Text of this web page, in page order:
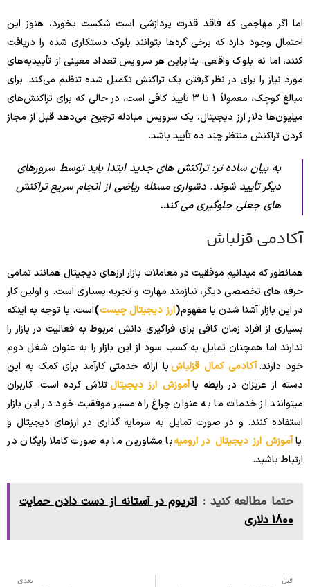
اما اگر مهاجمی که فاقد قدرت پردازشی است شکست بخورد، هنوز این
احتمال وجود دارد که برخی گره‌ها بتوانند بلوک دستکاری شده را دریافت
کنند، اما نه بلوک واقعی. بنابراین هر سرویس تعداد معینی از تأییدیه‌های
مورد نیاز را برای در نظر گرفتن یک تراکنش تکمیل شده تنظیم می‌کند. برای
مبالغ کوچک، معمولاً 1 تا 3 تأیید کافی است، در حالی که برای تراکنش‌های
میلیون‌ها دلار ارز دیجیتال، یک سرویس مبادله ترجیح می‌دهد قبل از مجاز
کردن تراکنش منتظر چند ده تأیید باشد.
به بیان ساده تر: تراکنش های جدید ابتدا باید توسط سرورهای
دیگر تأیید شوند. دشواری مسئله ریاضی از انجام سریع تراکنش
های جعلی جلوگیری می کند.
آکادمی قزلباش
همانطور که میدانیم موفقیت در معاملات بازار ارزهای دیجیتال همانند تمامی
حرفه های تخصصی دیگر، نیازمند مهارت و تجربه بسیاری است. و اولین کار
در این بازار آشنا شدن با مفهوم(ارز دیجیتال چیست)است. با توجه به اینکه
بسیاری از افراد زمان کافی برای فراگیری دانش مربوط به فعالیت در بازار را
ندارند اما همچنان تمایل به کسب سود از این بازار را به عنوان شغل دوم
خود دارند.آکادمی کمال قزلباشبا ارائه خدمتی کارآمد برای کمک به این
دسته از عزیزان در رابطه باآموزش ارز دیجیتالتلاش کرده است. کاربران
میتوانند از خدمات ما به عنوان چراغ راه مسیر موفقیت خود در این بازار
استفاده کنند. و در صورت تمایل به سرمایه گذاری در ارزهای دیجیتال و
یاآموزش ارز دیجیتال در ارومیهبا مشاورین ما به صورت کاملا رایگان در
ارتباط باشید.
حتما مطالعه کنید : اتریوم در آستانه از دست دادن حمایت
1800 دلاری
قبل بعدی